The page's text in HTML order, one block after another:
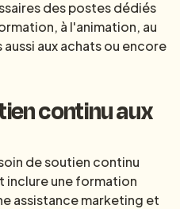
des postes dédiés
à l'animation, au
aux achats ou encore
continu aux
de soutien continu
inclure une formation
assistance marketing et